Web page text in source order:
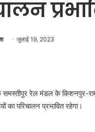
जुलाई 19, 2023
समस्तीपुर रेल मंडल के किशनपुर-
का परिचालन प्रभावित रहेगा।